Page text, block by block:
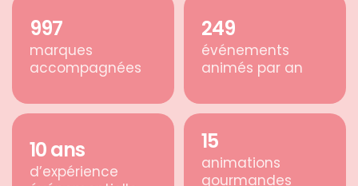
1,000
marques
accompagnées
250
événements
animés par an
10ans
d’expérience
15
animations
gourmandes